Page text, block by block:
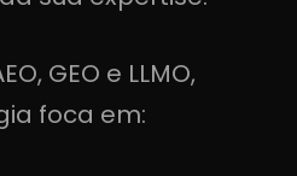
GEO e LLMO,
foca em: